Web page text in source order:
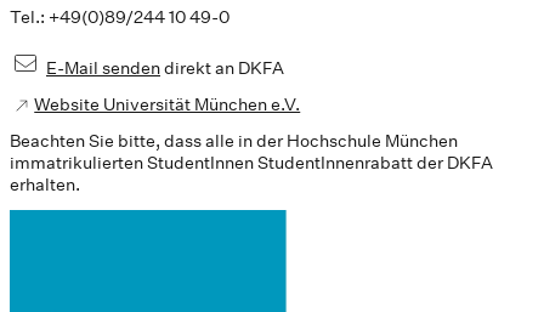
Tel.: +49(0)89/244 10 49-0
E-Mail sendendirekt an DKFA
Website Universität München e.V.
Beachten Sie bitte, dass alle in der Hochschule München
immatrikulierten StudentInnen StudentInnenrabatt der DKFA
erhalten.